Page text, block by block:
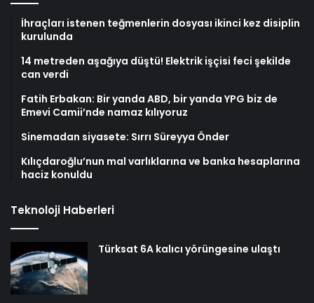
İhraçları istenen teğmenlerin dosyası ikinci kez disiplin
kurulunda
14 metreden aşağıya düştü! Elektrik işçisi feci şekilde
can verdi
Fatih Erbakan: Bir yanda ABD, bir yanda YPG biz de
Emevi Camii’nde namaz kılıyoruz
Sinemadan siyasete: Sırrı Süreyya Önder
Kılıçdaroğlu’nun mal varlıklarına ve banka hesaplarına
haciz konuldu
Teknoloji Haberleri
Türksat 6A kalıcı yörüngesine ulaştı